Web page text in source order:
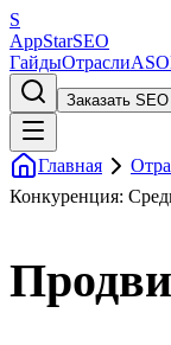
S
AppStarSEO
ГайдыОтраслиASO
Заказать SEO
Главная
Конкуренция: